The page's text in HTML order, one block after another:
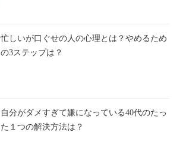
忙しいが口ぐせの人の心理とは？やめるため
の3ステップは？
自分がダメすぎて嫌になっている40代のたっ
た１つの解決方法は？